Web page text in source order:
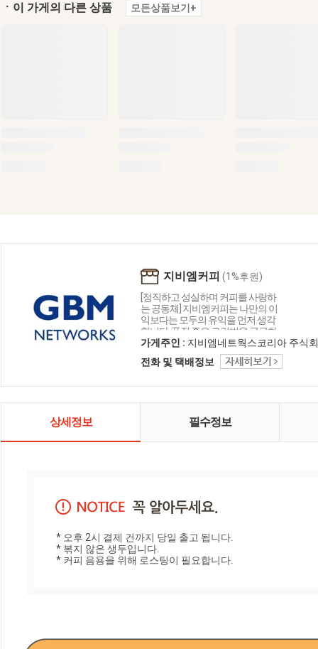
ㆍ이 가게의 다른 상품 모든상품보기+
지비엠커피 (1%후원)
[정직하고 성실하며 커피를 사랑하
는 공동체] 지비엠커피는 나만의 이
익보다는 모두의 유익을 먼저 생각
합니다. 품질 좋은 그린빈을 공급하
기 위해 오늘도 달리고 있습니다. 커
피를 통해 즐겁게 소통하며 좋은 커
피 문화를 나누고 싶습니다.
가게주인 : 지비엠네트웍스코리아 주식
전화 및 택배정보
상세정보 필수정보
* 오후 2시 결제 건까지 당일 출고 됩니다.
* 볶지 않은 생두입니다.
* 커피 음용을 위해 로스팅이 필요합니다.